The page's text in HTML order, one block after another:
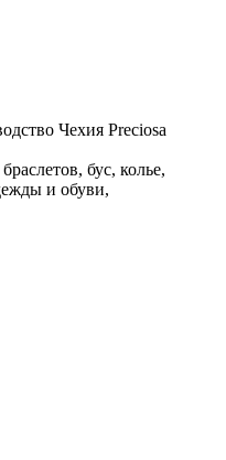
Чехия Preciosa
бус, колье,
и обуви,